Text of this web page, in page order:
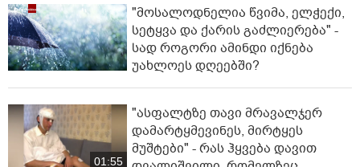
"მოსალოდნელია წვიმა, ელჭექი,
სეტყვა და ქარის გაძლიერება" -
სად როგორი ამინდი იქნება
უახლოეს დღეებში?
01:55
"ასფალტზე თავი მრავალჯერ
დამარტყმევინეს, მირტყეს
მუშტები" - რას ჰყვება დავით